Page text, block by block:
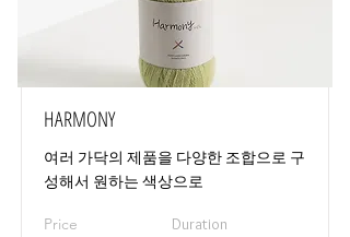
HARMONY
여러 가닥의 제품을 다양한 조합으로 구
성해서 원하는 색상으로
Price Duration